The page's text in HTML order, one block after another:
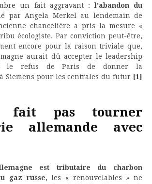
un fait aggravant : l’abandon du
par Angela Merkel au lendemain de
chancelière a pris la mesure «
écologiste. Par conviction peut-être,
encore pour la raison triviale que,
aurait dû accepter le leadership
le refus de Paris de donner la
Siemens pour les centrales du futur [1]
fait pas tourner
allemande avec
est tributaire du charbon
gaz russe, les « renouvelables » ne